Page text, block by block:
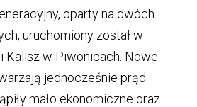
oparty na dwóch
uruchomiony został w
Kalisz w Piwonicach. Nowe
jednocześnie prąd
mało ekonomiczne oraz